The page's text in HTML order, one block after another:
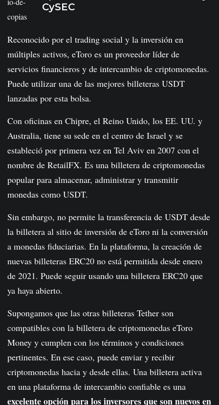
CySEC
Reconocido por el trading social y la inversión en
múltiples activos, eToro es un proveedor líder de
servicios financieros y de intercambio de criptomonedas.
Puede utilizar una de las mejores billeteras USDT
lanzadas por esta bolsa.
Con oficinas en Chipre, el Reino Unido, los EE. UU. y
Australia, tiene su sede en el centro de Israel y se
estableció por primera vez en Tel Aviv en 2007 con el
nombre de RetailFX. Es una billetera de criptomonedas
popular para almacenar, administrar y transmitir
monedas como USDT.
Sin embargo, no permite la transferencia de USDT desde
la billetera al sitio de inversión de eToro ni la conversión
a monedas fiduciarias. En la plataforma, la creación de
nuevas billeteras ERC20 no está permitida desde enero
de 2021. Puede seguir usando una billetera ERC20 que
ya haya abierto.
Supongamos que las otras billeteras Tether son
compatibles con la billetera de criptomonedas eToro
Money y cumplen con los términos y condiciones
pertinentes. En ese caso, puede enviar y recibir
criptomonedas hacia y desde ellas. Una billetera activa
en una plataforma de intercambio confiable es una
excelente opción para los inversores que son nuevos en